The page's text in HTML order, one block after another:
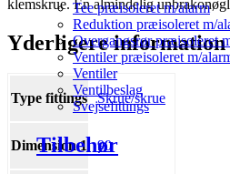
Tee præisoleret m/alarm
Reduktion præisoleret m/
Overgangsrør præisoleret
Ventiler præisoleret m/
Ventiler
Ventilbeslag
Svejsefittings
Tilbehør
klemskrue. En almindelig
Yderligere information
Type fittings Skrue/skrue
Dimension 1 90